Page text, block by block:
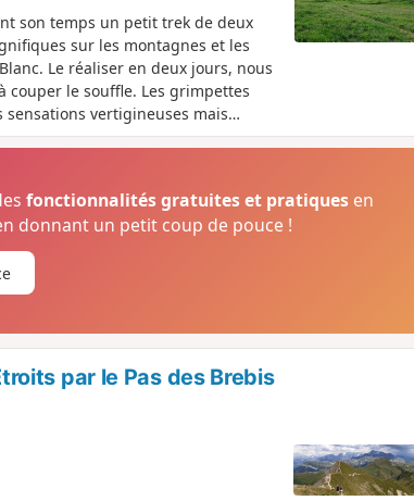
son temps un petit trek de deux
sur les montagnes et les
Le réaliser en deux jours, nous
couper le souffle. Les grimpettes
vertigineuses mais
fonctionnalités gratuites et pratiques en
donnant un petit coup de pouce !
par le Pas des Brebis